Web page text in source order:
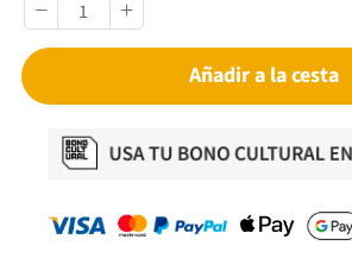
Añadir a la cesta